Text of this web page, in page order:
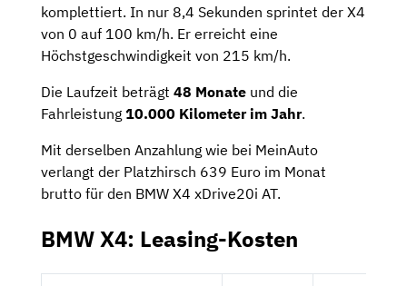
komplettiert. In nur 8,4 Sekunden sprintet der X4
von 0 auf 100 km/h. Er erreicht eine
Höchstgeschwindigkeit von 215 km/h.
Die Laufzeit beträgt 48 Monate und die
Fahrleistung 10.000 Kilometer im Jahr.
Mit derselben Anzahlung wie bei MeinAuto
verlangt der Platzhirsch 639 Euro im Monat
brutto für den BMW X4 xDrive20i AT.
BMW X4: Leasing-Kosten